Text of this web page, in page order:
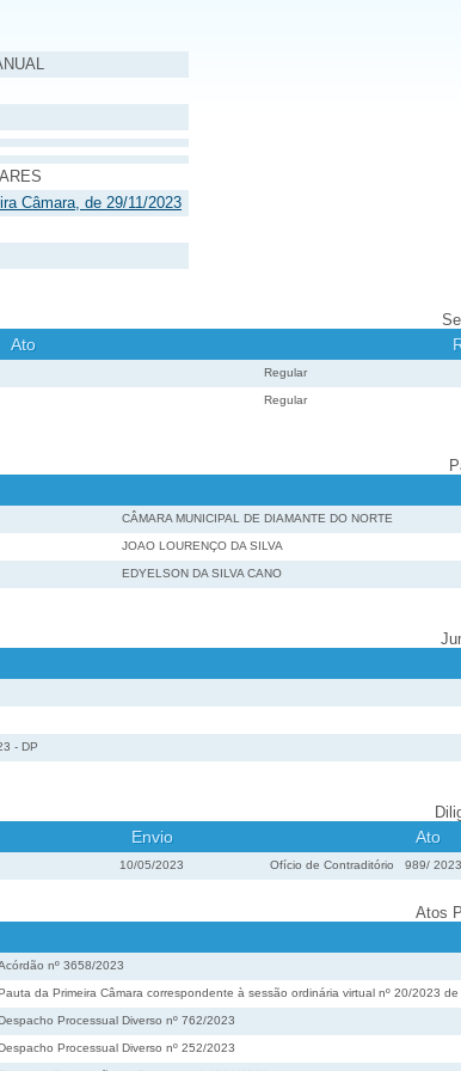
Câmara, de 29/11/2023
Ato
Regular
Regular
CÂMARA MUNICIPAL DE DIAMANTE DO NORTE
JOAO LOURENÇO DA SILVA
EDYELSON DA SILVA CANO
- DP
Envio Ato
10/05/2023 Ofício de Contraditório 989/ 2023
Atos
nº 3658/2023
da Primeira Câmara correspondente à sessão ordinária virtual nº 20/2023
Processual Diverso nº 762/2023
Processual Diverso nº 252/2023